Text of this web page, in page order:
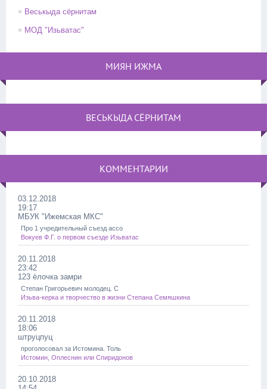
Веськыда сёрнитам
МОД "Изьватас"
МИЯН ИЖМА
ВЕСЬКЫДА СЁРНИТАМ
КОММЕНТАРИИ
03.12.2018
19:17
МБУК "Ижемская МКС"
Про 1 учредительный съезд ассо
Вокуев Ф.Г. о первом съезде Изьватас
20.11.2018
23:42
123 ёлочка замри
Степан Григорьевич молодец. С
Изьва-керка и творчество в жизни Степана Семяшкина
20.11.2018
18:06
штруцпуц
проголосовал за Истомина. Толь
Истомин, Оплеснин или Спиридонов
20.10.2018